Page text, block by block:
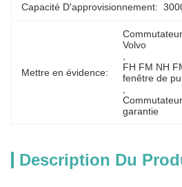
Capacité D'approvisionnement:
Mettre en évidence:
Volvo
FH FM NH
fenêtre de
garantie
Description Du